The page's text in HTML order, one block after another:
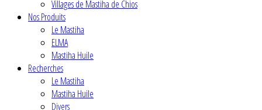
Villages de Mastiha de Chios
Nos Produits
Le Mastiha
ELMA
Mastiha Huile
Recherches
Le Mastiha
Mastiha Huile
Divers